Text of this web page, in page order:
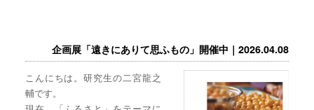
企画展「遠きにありて思ふもの」開催中｜2026.04.08
こんにちは。研究生の二宮龍之
輔です。